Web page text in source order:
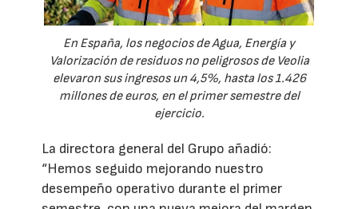
En España, los negocios de Agua, Energía y
Valorización de residuos no peligrosos de Veolia
elevaron sus ingresos un 4,5%, hasta los 1.426
millones de euros, en el primer semestre del
ejercicio.
La directora general del Grupo añadió:
“Hemos seguido mejorando nuestro
desempeño operativo durante el primer